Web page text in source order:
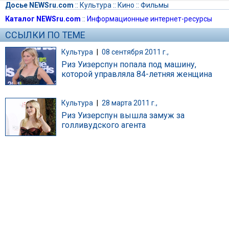
Досье NEWSru.com :: Культура :: Кино :: Фильмы
Каталог NEWSru.com :: Информационные интернет-ресурсы
ССЫЛКИ ПО ТЕМЕ
Культура | 08 сентября 2011 г.,
Риз Уизерспун попала под машину,
которой управляла 84-летняя женщина
Культура 28 марта 2011 г.,
Риз Уизерспун вышла замуж за
голливудского агента